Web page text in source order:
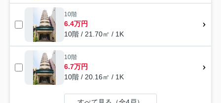
10階
6.4万円
10階 / 21.70㎡ / 1K
10階
6.7万円
10階 / 20.16㎡ / 1K